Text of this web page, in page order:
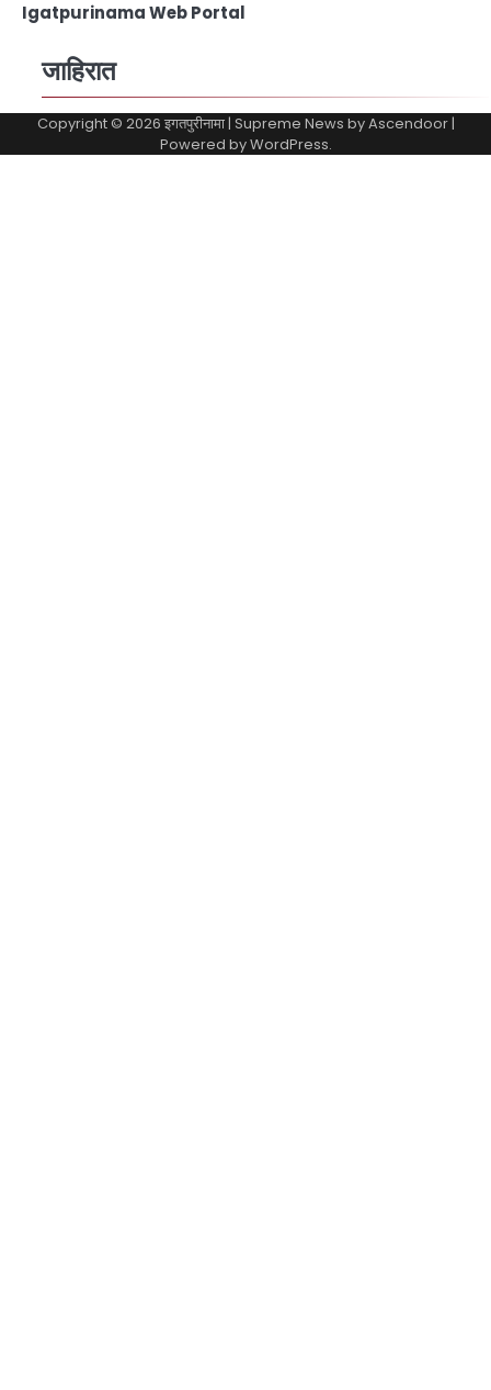
Igatpurinama Web Portal
जाहिरात
Copyright © 2026 इगतपुरीनामा| Supreme News byAscendoor|
Powered byWordPress.